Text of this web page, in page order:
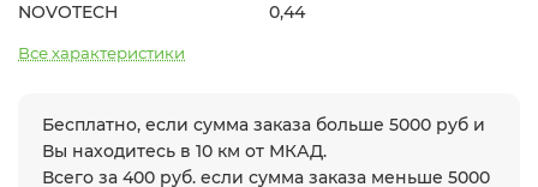
NOVOTECH 0,44
Все характеристики
Бесплатно, если сумма заказа больше 5000 руб и
Вы находитесь в 10 км от МКАД.
Всего за 400 руб. если сумма заказа меньше 5000